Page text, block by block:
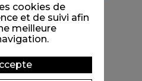
cookies de
et de suivi afin
meilleure